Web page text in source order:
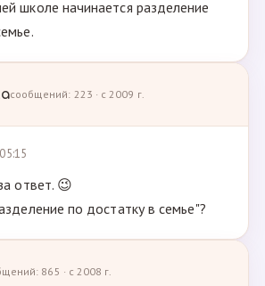
школе начинается разделение
сообщений: 223 · с 2009 г.
ответ. 😉
по достатку в семье"?
865 · с 2008 г.